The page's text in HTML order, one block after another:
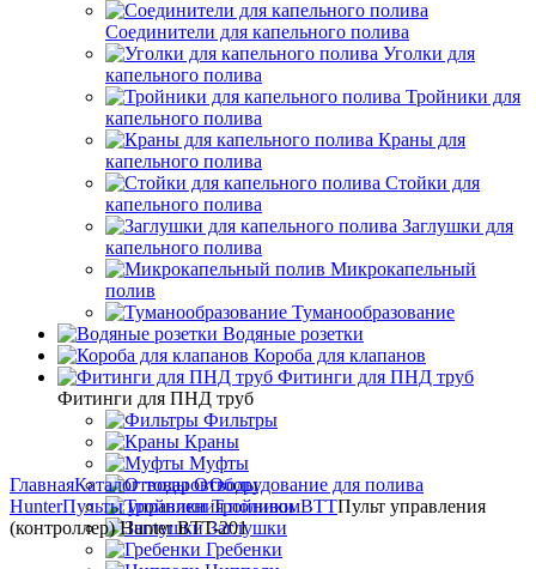
Соединители для капельного полива
Уголки для
капельного полива
Тройники для
капельного полива
Краны для
капельного полива
Стойки для
капельного полива
Заглушки для
капельного полива
Микрокапельный
полив
Туманообразование
Водяные розетки
Короба для клапанов
Фитинги для ПНД труб
Фитинги для ПНД труб
Фильтры
Краны
Муфты
Отводы
Тройники
Заглушки
Гребенки
ГлавнаяКаталог товаровОборудование для полива
HunterПульты управления поливомBTTПульт управления
(контроллер) Hunter BTT-201